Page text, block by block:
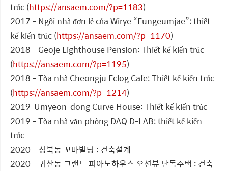
trúc (https://ansaem.com/?p=1183)
2017 - Ngôi nhà đơn lẻ của Wirye “Eungeumjae”: thiết
kế kiến trúc (https://ansaem.com/?p=1170)
2018 - Geoje Lighthouse Pension: Thiết kế kiến trúc
(https://ansaem.com/?p=1195)
2018 - Tòa nhà Cheongju Eclog Cafe: Thiết kế kiến trúc
(https://ansaem.com/?p=1214)
2019-Umyeon-dong Curve House: Thiết kế kiến trúc
2019 - Tòa nhà văn phòng DAQ D-LAB: thiết kế kiến
trúc
2020 – 성북동 꼬마빌딩 : 건축설계
2020 – 귀산동 그랜드 피아노하우스 오션뷰 단독주택 : 건축